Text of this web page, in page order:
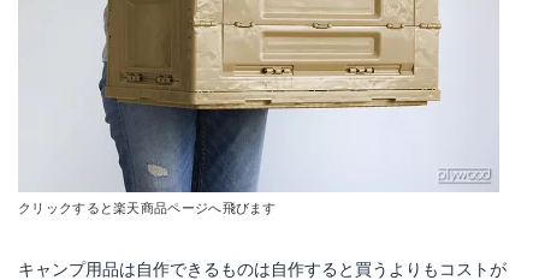
クリックすると楽天商品ページへ飛びます
キャンプ用品は自作できるものは自作すると買うよりもコストが